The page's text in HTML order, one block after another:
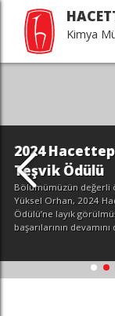
Kimya
Bilim
Dr. Özge
Bilim Teşvik
kutluyor,